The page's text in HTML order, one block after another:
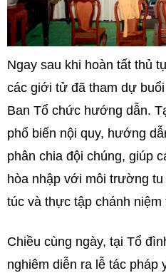
Ngay sau khi hoàn tất thủ
các giới tử đã tham dự
Ban Tổ chức hướng dẫn.
phổ biến nội quy, hướng
phân chia đội chúng, giúp
hòa nhập với môi trường
túc và thực tập chánh
Chiều cùng ngày, tại Tổ
nghiêm diễn ra lễ tác pháp